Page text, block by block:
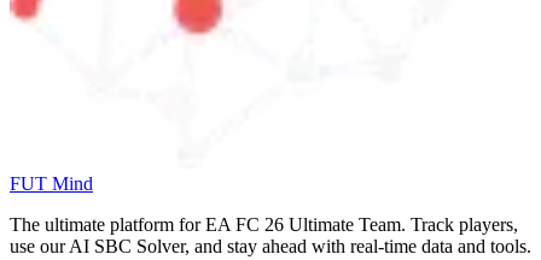
FUT Mind
The ultimate platform for EA FC 26 Ultimate Team. Track players,
use our AI SBC Solver, and stay ahead with real-time data and tools.